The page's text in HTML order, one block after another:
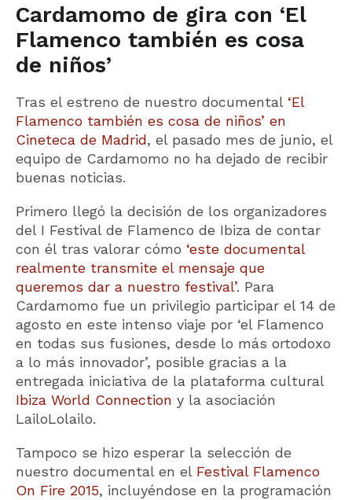
Cardamomo de gira con ‘El
Flamenco también es cosa
de niños’
Tras el estreno de nuestro documental ‘El
Flamenco también es cosa de niños’ en
Cineteca de Madrid, el pasado mes de junio, el
equipo de Cardamomo no ha dejado de recibir
buenas noticias.
Primero llegó la decisión de los organizadores
del I Festival de Flamenco de Ibiza de contar
con él tras valorar cómo ‘este documental
realmente transmite el mensaje que
queremos dar a nuestro festival’. Para
Cardamomo fue un privilegio participar el 14 de
agosto en este intenso viaje por ‘el Flamenco
en todas sus fusiones, desde lo más ortodoxo
a lo más innovador’, posible gracias a la
entregada iniciativa de la plataforma cultural
Ibiza World Connection y la asociación
LailoLolailo.
Tampoco se hizo esperar la selección de
nuestro documental en el Festival Flamenco
On Fire 2015, incluyéndose en la programación